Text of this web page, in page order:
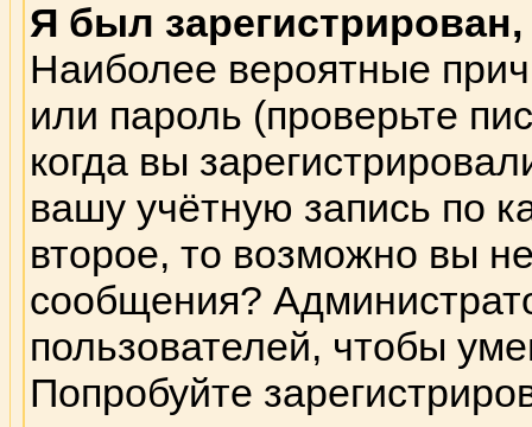
Я был
Наиболее вероятные
или пароль (проверьте
когда вы
вашу учётную запись по
второе, то возможно вы
сообщения?
пользователей, чтобы
Попробуйте